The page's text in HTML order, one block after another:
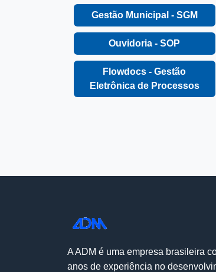
Gestão Municipal - SGM
Ouvidoria - SOP
Flowdocs - Gestão
Eletrônica de Processos
A ADM é uma empresa brasileira
anos de experiência no